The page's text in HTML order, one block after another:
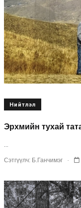
Нийтлэл
Эрхмийн тухай
Сэтгүүлч: Б.Ганчимэг .